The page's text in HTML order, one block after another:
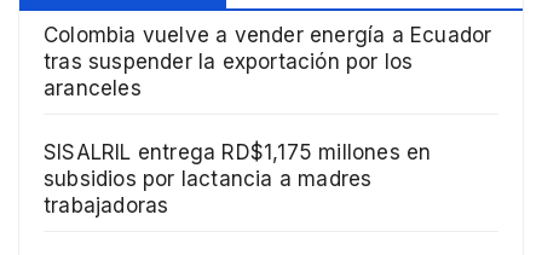
Colombia vuelve a vender energía a Ecuador
tras suspender la exportación por los
aranceles
SISALRIL entrega RD$1,175 millones en
subsidios por lactancia a madres
trabajadoras